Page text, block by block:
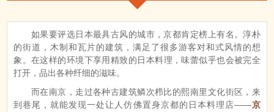
如果要评选日本最具古风的城市，京都肯定榜上有名。淳朴
的街道，木制和瓦片的建筑，满足了很多游客对和式风情的想
象。在这样的环境下享用精致的日本料理，味蕾似乎也会被完全
打开，品出各种纤细的滋味。
而在南京，走过各种古建筑鳞次栉比的熙南里文化街区，来
到巷尾，就能发现一处让人仿佛置身京都的日本料理店——京